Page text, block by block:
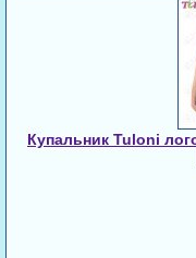
Купальник Tuloni